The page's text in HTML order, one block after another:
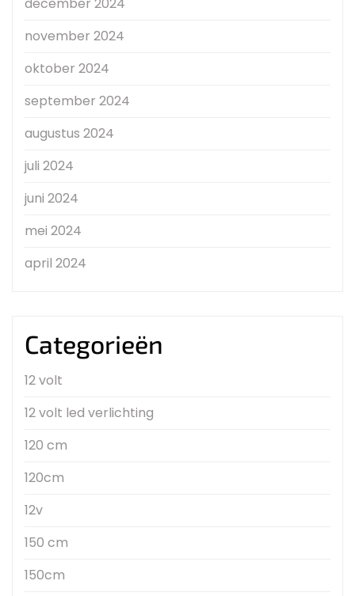
december 2024
november 2024
oktober 2024
september 2024
augustus 2024
juli 2024
juni 2024
mei 2024
april 2024
Categorieën
12 volt
12 volt led verlichting
120 cm
120cm
12v
150 cm
150cm